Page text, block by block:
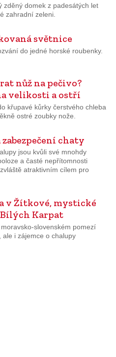
zděný domek z padesátých let
zahradní zeleni.
světnice
do jedné horské roubenky.
nůž na pečivo?
velikosti a ostří
křupavé kůrky čerstvého chleba
ostré zoubky nože.
chaty
jsou kvůli své mnohdy
a časté nepřítomnosti
atraktivním cílem pro
v Žítkové, mystické
Karpat
slovenském pomezí
ale i zájemce o chalupy